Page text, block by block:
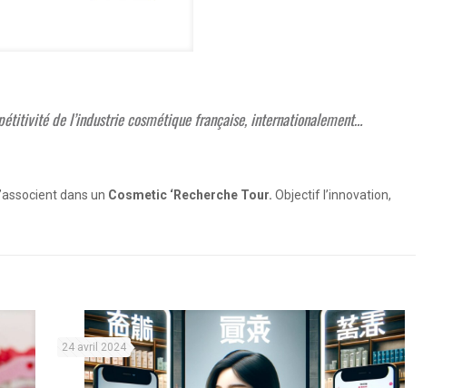
de l’industrie cosmétique française, internationalement…
dans un Cosmetic ‘Recherche Tour. Objectif l’innovation,
24 avril 2024